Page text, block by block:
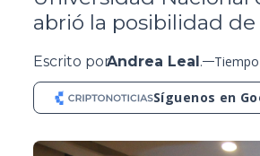
abrió la posibilidad
Escrito porAndrea Leal.
Síguenos en